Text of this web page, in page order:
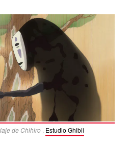
de Chihiro . Estudio Ghibli